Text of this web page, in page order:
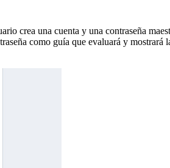
crea una cuenta y una contraseña
como guía que evaluará y mostrará